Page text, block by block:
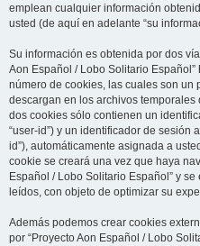
emplean cualquier información
usted (de aquí en adelante “su
Su información es obtenida por dos
Aon Español / Lobo Solitario
número de cookies, las cuales son un
descargan en los archivos
dos cookies sólo contienen un
“user-id”) y un identificador de sesión
id”), automáticamente asignada a
cookie se creará una vez que haya
Español / Lobo Solitario Español” y
leídos, con objeto de optimizar su
Además podemos crear cookies
por “Proyecto Aon Español / Lobo